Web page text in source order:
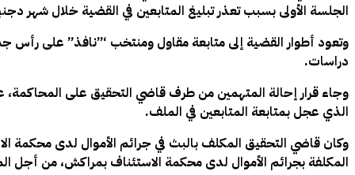
الجلسة الأولى بسبب تعذر تبليغ المتابعين في القضية خلال شهر
وتعود أطوار القضية إلى متابعة مقاول ومنتخب ‘”نافذ” على
دراسات.
وجاء قرار إحالة المتهمين من طرف قاضي التحقيق على
الذي عجل بمتابعة المتابعين في الملف.
وكان قاضي التحقيق المكلف بالبث في جرائم الأموال لدى محكمة
المكلفة بجرائم الأموال لدى محكمة الاستئناف بمراكش، من